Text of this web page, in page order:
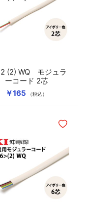
￥165 （税込）
(2) WQ モジュラ
ーコード 2芯
に追加 ほしい